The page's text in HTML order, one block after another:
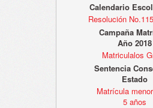
Calendario
Resolución
Campaña
Año 2018
Matriculalos
Sentencia
Estado
Matrícula
5 años